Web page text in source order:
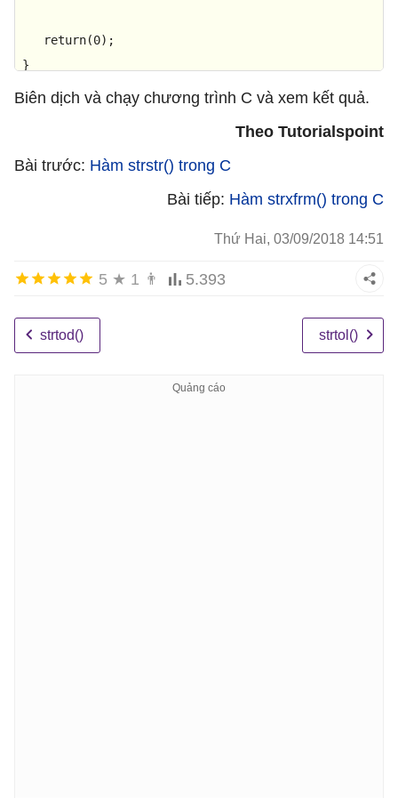
return(0);
}
Biên dịch và chạy chương trình C và xem kết quả.
Theo Tutorialspoint
Bài trước: Hàm strstr() trong C
Bài tiếp: Hàm strxfrm() trong C
Thứ Hai, 03/09/2018 14:51
5 ★ 1 👨 5.393
strtod() strtol()